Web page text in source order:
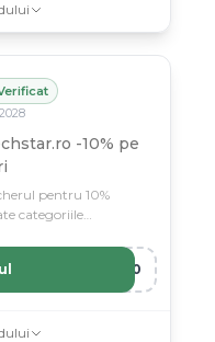
2028
-10% pe
pentru 10%
categoriile
A10